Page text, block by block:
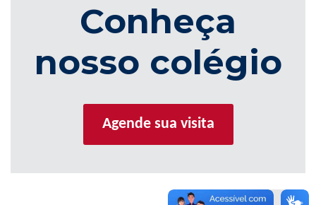
Conheça
nosso colégio
Agende sua visita